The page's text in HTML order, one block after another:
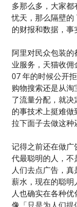
多那么多，大家都
忧天，那么隔壁
的财报和数据，事
阿里对民众包装
业服务，天猫收
07 年的时候公开
购物搜索还是从
了流量分配，就
的事技术上挺难
拉下面子去做这种
记得之前还在做
代最聪明的人，
人们去点广告，
薪水，现在的聪
人也确实在各种优